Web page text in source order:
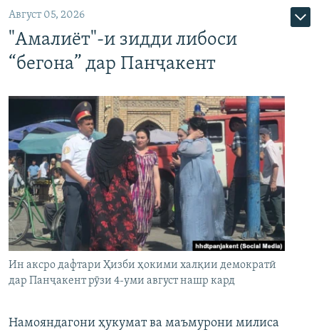
Август 05, 2026
"Амалиёт"-и зидди либоси
“бегона” дар Панҷакент
Ин аксро дафтари Ҳизби ҳокими халқии демократӣ
дар Панҷакент рӯзи 4-уми август нашр кард
Намояндагони ҳукумат ва маъмурони милиса